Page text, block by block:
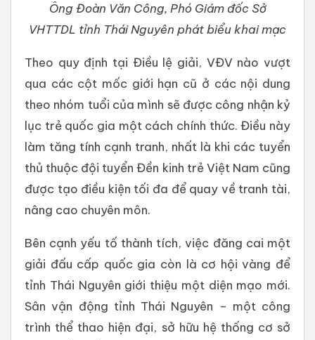
Ông Đoàn Văn Công, Phó Giám đốc Sở
VHTTDL tỉnh Thái Nguyên phát biểu khai mạc
Theo quy định tại Điều lệ giải, VĐV nào vượt
qua các cột mốc giới hạn cũ ở các nội dung
theo nhóm tuổi của mình sẽ được công nhận kỷ
lục trẻ quốc gia một cách chính thức. Điều này
làm tăng tính cạnh tranh, nhất là khi các tuyển
thủ thuộc đội tuyển Đền kinh trẻ Việt Nam cũng
được tạo điều kiện tối đa để quay về tranh tài,
nâng cao chuyên môn.
Bên cạnh yếu tố thành tích, việc đăng cai một
giải đấu cấp quốc gia còn là cơ hội vàng để
tỉnh Thái Nguyên giới thiệu một diện mạo mới.
Sân vận động tỉnh Thái Nguyên – một công
trình thể thao hiện đại, sở hữu hệ thống cơ sở